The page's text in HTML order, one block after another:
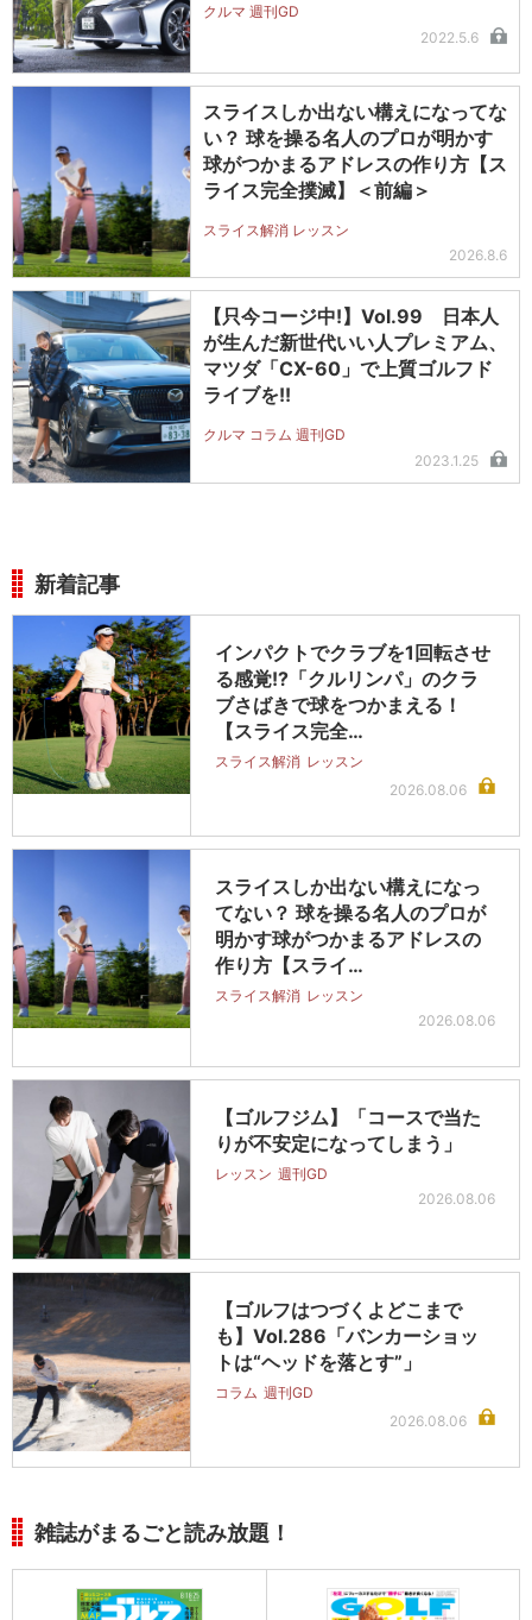
クルマ 週刊GD
2022.5.6
スライスしか出ない構えになってな
い？ 球を操る名人のプロが明かす
球がつかまるアドレスの作り方【ス
ライス完全撲滅】＜前編＞
スライス解消 レッスン
2026.8.6
【只今コージ中!】Vol.99 日本人
が生んだ新世代いい人プレミアム、
マツダ「CX-60」で上質ゴルフド
ライブを!!
クルマ コラム 週刊GD
2023.1.25
新着記事
インパクトでクラブを1回転させ
る感覚!?「クルリンパ」のクラ
ブさばきで球をつかまえる！
【スライス完全…
スライス解消 レッスン
2026.08.06
スライスしか出ない構えになっ
てない？ 球を操る名人のプロが
明かす球がつかまるアドレスの
作り方【スライ…
スライス解消 レッスン
2026.08.06
【ゴルフジム】「コースで当た
りが不安定になってしまう」
レッスン 週刊GD
2026.08.06
【ゴルフはつづくよどこまで
も】Vol.286「バンカーショッ
トは“ヘッドを落とす”」
コラム 週刊GD
2026.08.06
雑誌がまるごと読み放題！